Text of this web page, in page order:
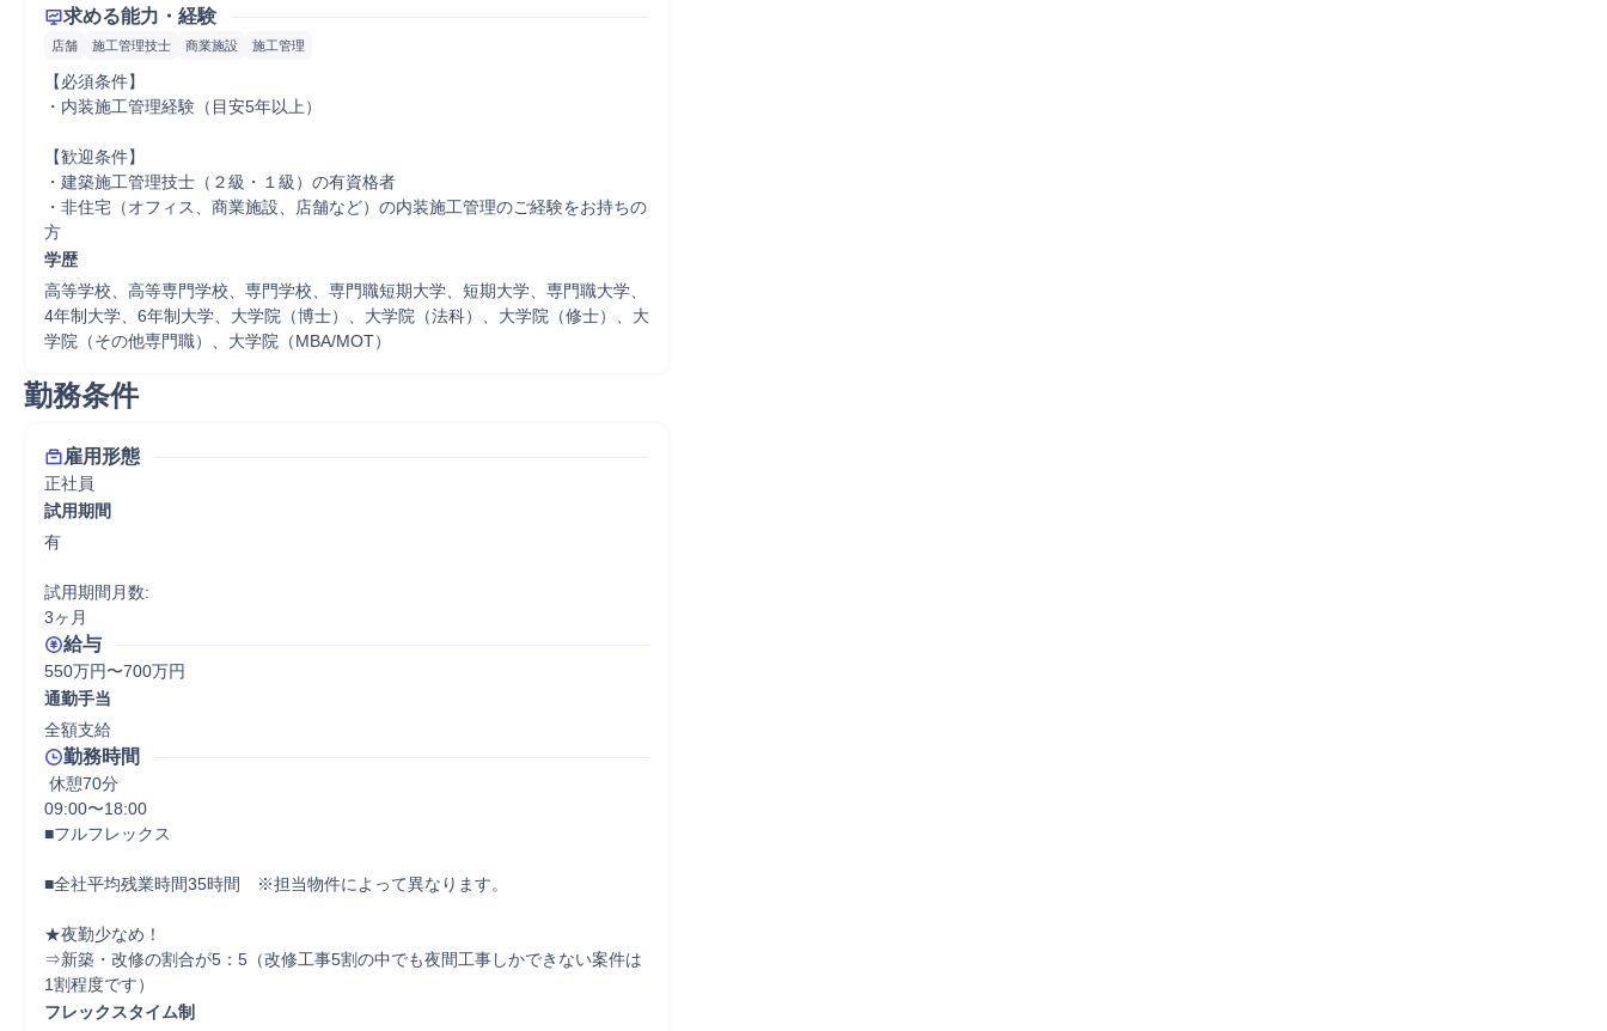
求める能力・経験
店舗 施工管理技士 商業施設 施工管理
【必須条件】
・内装施工管理経験（目安5年以上）
【歓迎条件】
・建築施工管理技士（２級・１級）の有資格者
・非住宅（オフィス、商業施設、店舗など）の内装施工管理のご経験をお持ちの
方
学歴
高等学校、高等専門学校、専門学校、専門職短期大学、短期大学、専門職大学、
4年制大学、6年制大学、大学院（博士）、大学院（法科）、大学院（修士）、大
学院（その他専門職）、大学院（MBA/MOT）
勤務条件
雇用形態
正社員
試用期間
有
試用期間月数:
3ヶ月
給与
550万円〜700万円
通勤手当
全額支給
勤務時間
休憩70分
09:00〜18:00
■フルフレックス
■全社平均残業時間35時間　※担当物件によって異なります。
★夜勤少なめ！
⇒新築・改修の割合が5：5（改修工事5割の中でも夜間工事しかできない案件は
1割程度です）
フレックスタイム制